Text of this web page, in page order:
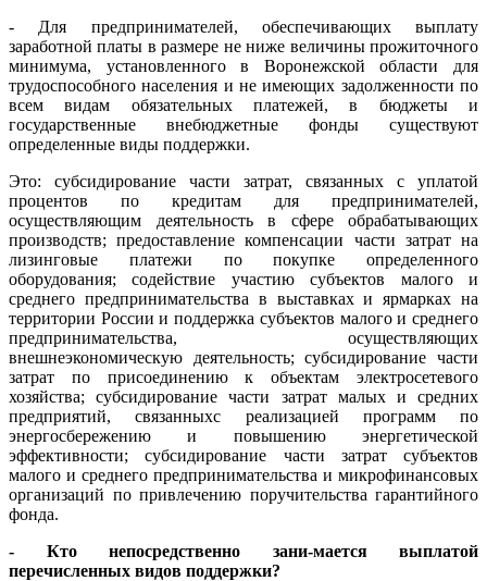
- Для предпринимателей, обеспечивающих выплату
заработной платы в размере не ниже величины прожиточного
минимума, установленного в Воронежской области для
трудоспособного населения и не имеющих задолженности по
всем видам обязательных платежей, в бюджеты и
государственные внебюджетные фонды существуют
определенные виды поддержки.
Это: субсидирование части затрат, связанных с уплатой
процентов по кредитам для предпринимателей,
осуществляющим деятельность в сфере обрабатывающих
производств; предоставление компенсации части затрат на
лизинговые платежи по покупке определенного
оборудования; содействие участию субъектов малого и
среднего предпринимательства в выставках и ярмарках на
территории России и поддержка субъектов малого и среднего
предпринимательства, осуществляющих
внешнеэкономическую деятельность; субсидирование части
затрат по присоединению к объектам электросетевого
хозяйства; субсидирование части затрат малых и средних
предприятий, связанныхс реализацией программ по
энергосбережению и повышению энергетической
эффективности; субсидирование части затрат субъектов
малого и среднего предпринимательства и микрофинансовых
организаций по привлечению поручительства гарантийного
фонда.
- Кто непосредственно зани-мается выплатой
перечисленных видов поддержки?